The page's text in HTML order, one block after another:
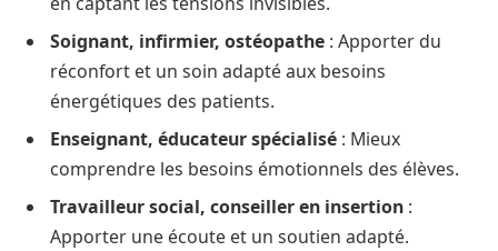
Soignant, infirmier, ostéopathe : Apporter du
réconfort et un soin adapté aux besoins
énergétiques des patients.
Enseignant, éducateur spécialisé : Mieux
comprendre les besoins émotionnels des élèves.
Travailleur social, conseiller en insertion :
Apporter une écoute et un soutien adapté.